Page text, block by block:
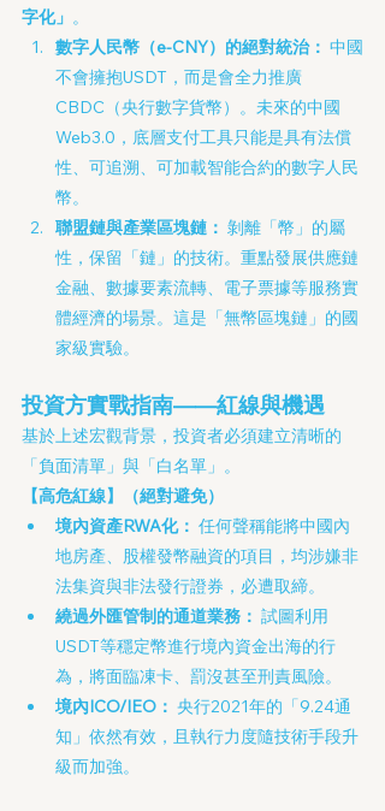
字化」 。
數字人民幣（e-CNY）的絕對統治： 中國
不會擁抱USDT，而是會全力推廣
CBDC（央行數字貨幣）。未來的中國
Web3.0，底層支付工具只能是具有法償
性、可追溯、可加載智能合約的數字人民
幣。
聯盟鏈與產業區塊鏈： 剝離「幣」的屬
性，保留「鏈」的技術。重點發展供應鏈
金融、數據要素流轉、電子票據等服務實
體經濟的場景。這是「無幣區塊鏈」的國
家級實驗。
投資方實戰指南——紅線與機遇
基於上述宏觀背景，投資者必須建立清晰的
「負面清單」與「白名單」。
【高危紅線】（絕對避免）
境內資產RWA化： 任何聲稱能將中國內
地房產、股權發幣融資的項目，均涉嫌非
法集資與非法發行證券，必遭取締。
繞過外匯管制的通道業務： 試圖利用
USDT等穩定幣進行境內資金出海的行
為，將面臨凍卡、罰沒甚至刑責風險。
境內ICO/IEO： 央行2021年的「9.24通
知」依然有效，且執行力度隨技術手段升
級而加強。